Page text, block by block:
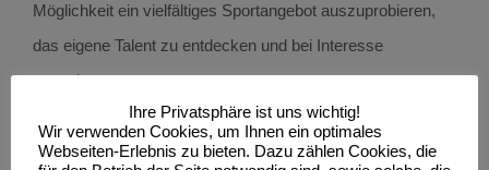
Möglichkeit ein vielfältiges Sportangebot auszuprobieren,
das eigene Talent zu entdecken und bei Interesse
auszubauen.
Trainingszeiten: mittwochs 16:30 Uhr bis 17:30 Uhr in
Ihre Privatsphäre ist uns wichtig!
Wir verwenden Cookies, um Ihnen ein optimales
Webseiten-Erlebnis zu bieten. Dazu zählen Cookies, die